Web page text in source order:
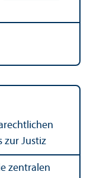
zur Justiz
zentralen